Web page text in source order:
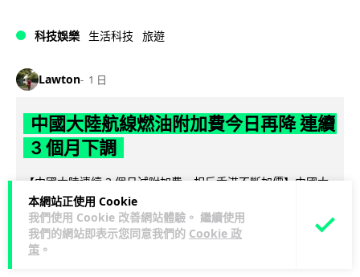
本網站正使用 Cookie
我們使用 Cookie 改善網站體驗。 繼續使用
我們的網站即表示您同意我們的 Cookie 政
策 。
科技娛樂 生活科技 旅遊
Lawton 1 日
中國大陸航線燃油附加費今日再降 連續
3 個月下調
【中國大陸連續 3 個月減附加費，相反香港不斷加價】中國大
陸多家航空公司自 8 月 5 日起再度下調內陸航線燃油附加費，
為年內連續第 3 個... 閱讀全文
33